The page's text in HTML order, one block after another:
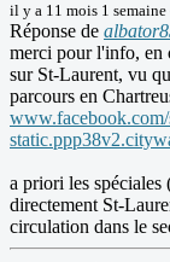
il y a 11 mois 1 semaine
Réponse de
merci pour l'info, en
sur St-Laurent, vu
parcours en
a priori les spéciales
directement St-
circulation dans le